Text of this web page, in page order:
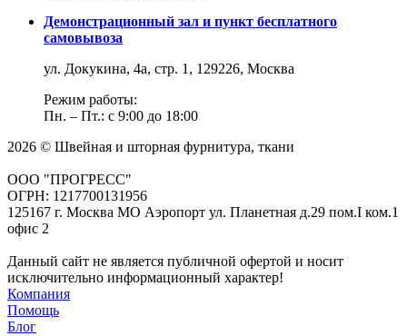
Демонстрационный зал и пункт бесплатного
самовывоза
ул. Докукина, 4а, стр. 1, 129226, Москва
Режим работы:
Пн. – Пт.: с 9:00 до 18:00
2026 © Швейная и шторная фурнитура, ткани
ООО "ПРОГРЕСС"
ОГРН: 1217700131956
125167 г. Москва МО Аэропорт ул. Планетная д.29 пом.I ком.1
офис 2
Данный сайт не является публичной офертой и носит
исключительно информационный характер!
Компания
Помощь
Блог